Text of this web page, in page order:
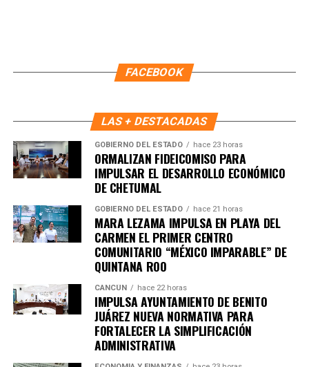
Recibe las noticias al instante
Únete al canal oficial de WhatsApp de
Quinto Podery recibe las noticias más
importantes de Quintana Roo directamente
en tu teléfono.
Unirme al canal de WhatsApp
FACEBOOK
LAS + DESTACADAS
GOBIERNO DEL ESTADO hace 23 horas
ORMALIZAN FIDEICOMISO PARA
IMPULSAR EL DESARROLLO ECONÓMICO
DE CHETUMAL
GOBIERNO DEL ESTADO hace 21 horas
MARA LEZAMA IMPULSA EN PLAYA DEL
CARMEN EL PRIMER CENTRO
COMUNITARIO “MÉXICO IMPARABLE” DE
QUINTANA ROO
CANCÚN hace 22 horas
IMPULSA AYUNTAMIENTO DE BENITO
JUÁREZ NUEVA NORMATIVA PARA
FORTALECER LA SIMPLIFICACIÓN
ADMINISTRATIVA